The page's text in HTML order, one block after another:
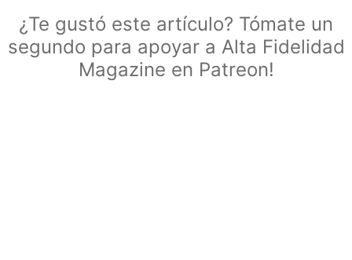
¿Te gustó este artículo? Tómate un
segundo para apoyar a Alta Fidelidad
Magazine en Patreon!